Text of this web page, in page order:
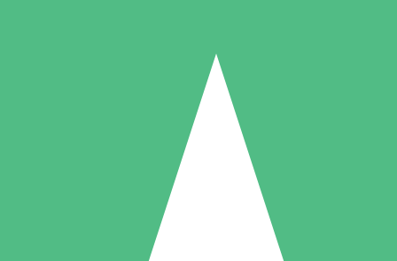
Packs de Crédits Individuels
à l'utilisation avec des crédits de téléchargement. Sans engagement
5 Téléchargements
US$